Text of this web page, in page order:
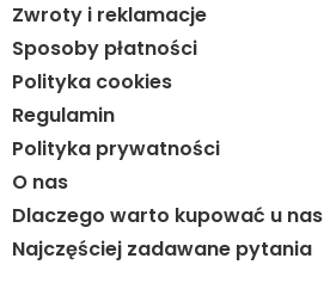
Zwroty i reklamacje
Sposoby płatności
Polityka cookies
Regulamin
Polityka prywatności
O nas
Dlaczego warto kupować u nas
Najczęściej zadawane pytania